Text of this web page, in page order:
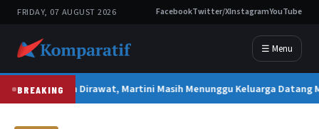
FRIDAY, 07 AUGUST 2026 FacebookTwitter/XInstagramYouTube
☰ Menu
BREAKING2 Tahun Dirawat, Martini Masih Menunggu Keluarga Datang